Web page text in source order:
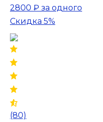
2800 ₽ за одного
Скидка 5%
(80)